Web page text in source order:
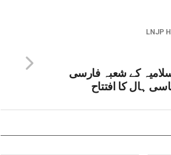
LNJP
کے شعبہ فارسی
ہال کا افتتاح